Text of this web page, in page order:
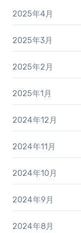
2025年4月
2025年3月
2025年2月
2025年1月
2024年12月
2024年11月
2024年10月
2024年9月
2024年8月